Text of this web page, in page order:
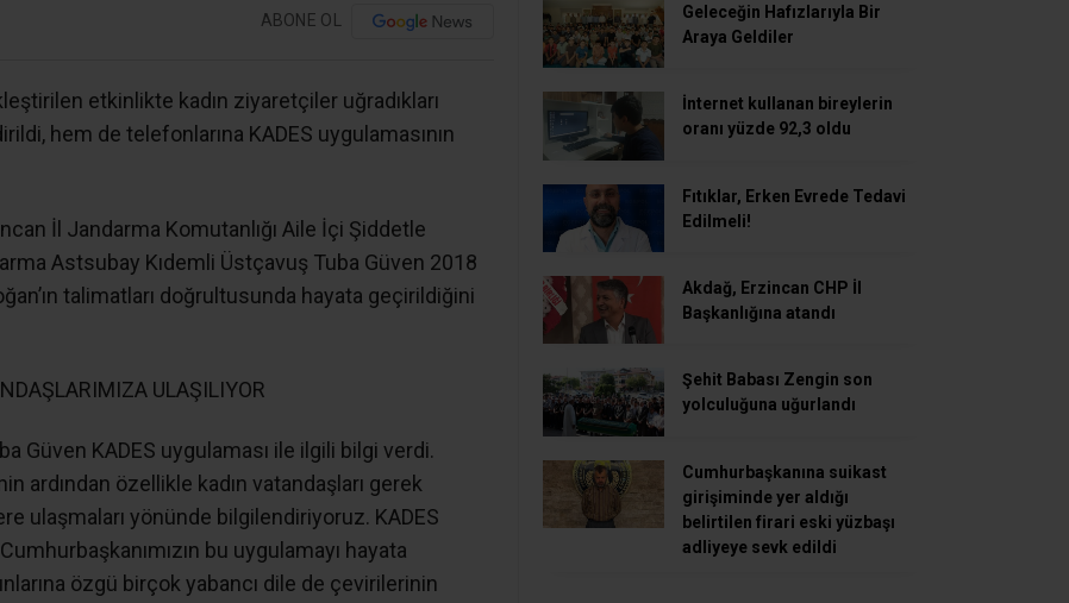
ABONE OL
etkinlikte kadın ziyaretçiler uğradıkları
hem de telefonlarına KADES uygulamasının
İl Jandarma Komutanlığı Aile İçi Şiddetle
Astsubay Kıdemli Üstçavuş Tuba Güven 2018
talimatları doğrultusunda hayata geçirildiğini
ULAŞILIYOR
Güven KADES uygulaması ile ilgili bilgi verdi.
ardından özellikle kadın vatandaşları gerek
ulaşmaları yönünde bilgilendiriyoruz. KADES
bu uygulamayı hayata
özgü birçok yabancı dile de çevirilerinin
Geleceğin Hafızlarıyla Bir
Araya Geldiler
İnternet kullanan bireylerin
oranı yüzde 92,3 oldu
Fıtıklar, Erken Evrede Tedavi
Edilmeli!
Akdağ, Erzincan CHP İl
Başkanlığına atandı
Şehit Babası Zengin son
yolculuğuna uğurlandı
Cumhurbaşkanına suikast
girişiminde yer aldığı
belirtilen firari eski yüzbaşı
adliyeye sevk edildi